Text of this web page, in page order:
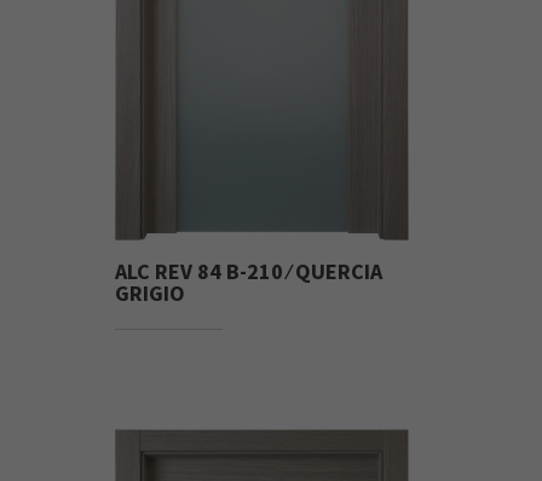
ALC REV 84 B-210 ⁄ QUERCIA
GRIGIO